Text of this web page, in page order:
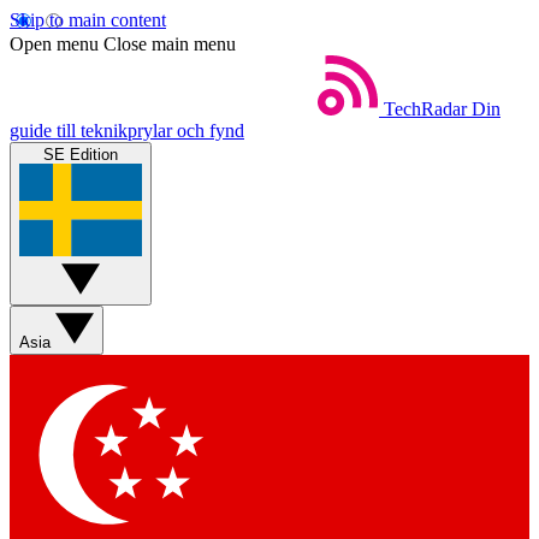
Skip to main content
Open menu Close main menu
TechRadar Din
guide till teknikprylar och fynd
SE Edition
Asia